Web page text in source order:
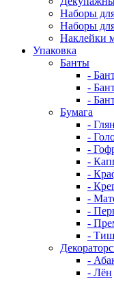
Наборы
Наборы
Наклейки
Упаковка
Банты
-
-
-
Бумага
-
-
-
-
-
-
-
-
-
-
-
- Лён